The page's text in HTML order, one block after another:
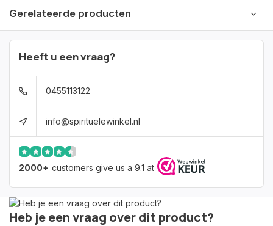
Gerelateerde producten
Heeft u een vraag?
0455113122
info@spirituelewinkel.nl
2000+ customers give us a 9.1 at
Heb je een vraag over dit product?